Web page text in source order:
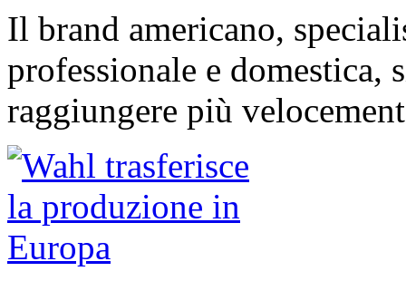
Il brand americano,
professionale e
raggiungere più